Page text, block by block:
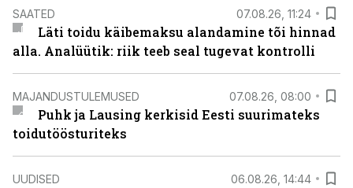
SAATED 07.08.26, 11:24
Läti toidu käibemaksu alandamine tõi hinnad
alla. Analüütik: riik teeb seal tugevat kontrolli
MAJANDUSTULEMUSED 07.08.26, 08:00
Puhk ja Lausing kerkisid Eesti suurimateks
toidutöösturiteks
UUDISED 06.08.26, 14:44